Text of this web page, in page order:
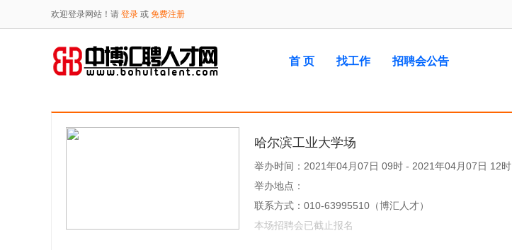
欢迎登录网站！请 登录 或 免费注册
首 页 找工作 招聘会公告
哈尔滨工业大学场
举办时间：2021年04月07日 09时 - 2021年04月07日 12时
举办地点：
联系方式：010-63995510（博汇人才）
本场招聘会已截止报名